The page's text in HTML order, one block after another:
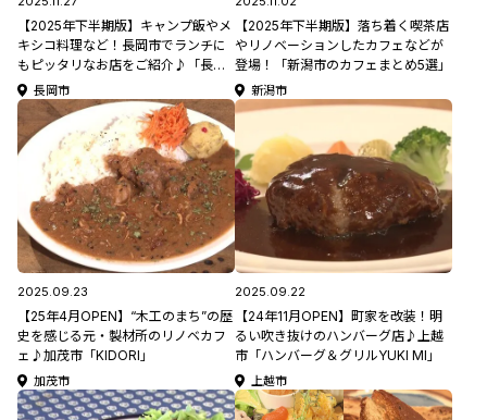
【2025年下半期版】キャンプ飯やメ
キシコ料理など！長岡市でランチに
もピッタリなお店をご紹介♪「長岡
市ランチまとめ4選」
長岡市
【2025年下半期版】落ち着く喫茶店
やリノベーションしたカフェなどが
登場！「新潟市のカフェまとめ5選」
新潟市
2025.09.23
【25年4月OPEN】“木工のまち”の歴
史を感じる元・製材所のリノベカフ
ェ♪加茂市「KIDORI」
加茂市
2025.09.22
【24年11月OPEN】町家を改装！明
るい吹き抜けのハンバーグ店♪上越
市「ハンバーグ＆グリルYUKI MI」
上越市